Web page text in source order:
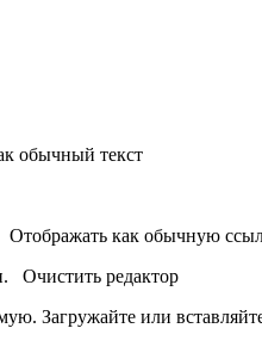
обычный текст
Отображать как обычную
Очистить редактор
Загружайте или